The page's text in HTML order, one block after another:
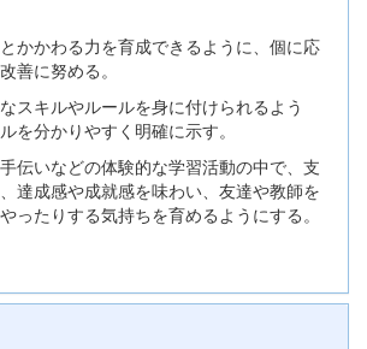
かかわる力を育成できるように、個に応
善に努める。
スキルやルールを身に付けられるよう
を分かりやすく明確に示す。
伝いなどの体験的な学習活動の中で、支
達成感や成就感を味わい、友達や教師を
ったりする気持ちを育めるようにする。